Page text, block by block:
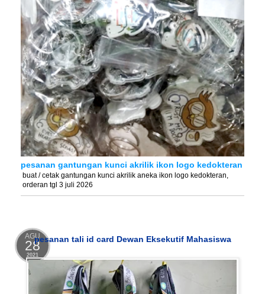
pesanan gantungan kunci akrilik ikon logo kedokteran
buat / cetak gantungan kunci akrilik aneka ikon logo kedokteran,
orderan tgl 3 juli 2026
AGU
28
2021
pesanan tali id card Dewan Eksekutif Mahasiswa